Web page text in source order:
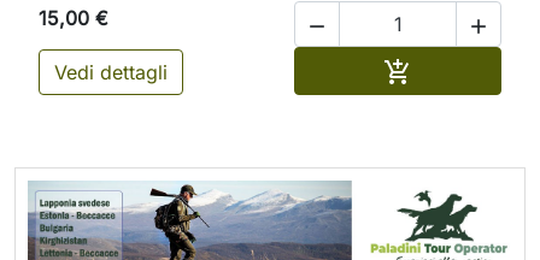
15,00 €
Vedi dettagli
 
